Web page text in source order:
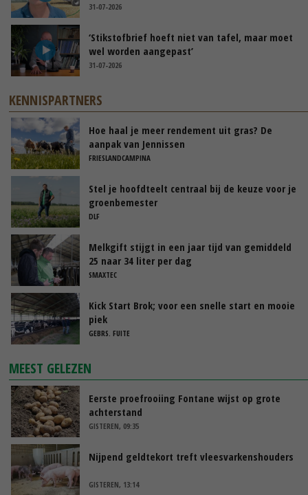
31-07-2026
‘Stikstofbrief hoeft niet van tafel, maar moet
wel worden aangepast’
31-07-2026
KENNISPARTNERS
Hoe haal je meer rendement uit gras? De
aanpak van Jennissen
FRIESLANDCAMPINA
Stel je hoofdteelt centraal bij de keuze voor je
groenbemester
DLF
Melkgift stijgt in een jaar tijd van gemiddeld
25 naar 34 liter per dag
SMAXTEC
Kick Start Brok; voor een snelle start en mooie
piek
GEBRS. FUITE
MEEST GELEZEN
Eerste proefrooiing Fontane wijst op grote
achterstand
GISTEREN, 09:35
Nijpend geldtekort treft vleesvarkenshouders
GISTEREN, 13:14